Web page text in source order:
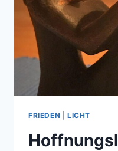
FRIEDEN LICHT